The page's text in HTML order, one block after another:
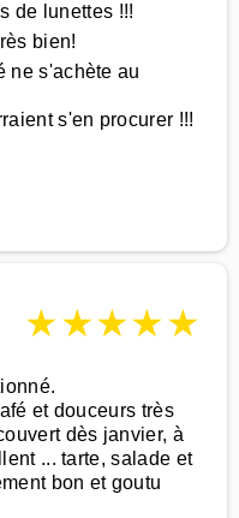
de lunettes !!!
bien!
ne s'achète au
s'en procurer !!!
★★★★★
et douceurs très
dès janvier, à
... tarte, salade et
bon et goutu